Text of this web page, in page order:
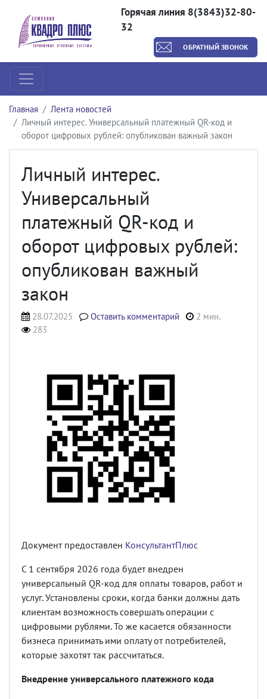
Горячая линия 8(3843)32-80-
32
ОБРАТНЫЙ ЗВОНОК
Главная
Лента новостей
Личный интерес. Универсальный платежный QR-код и
оборот цифровых рублей: опубликован важный закон
Личный интерес.
Универсальный
платежный QR-код и
оборот цифровых рублей:
опубликован важный
закон
28.07.2025 Оставить комментарий
2 мин.
283
Документ предоставлен КонсультантПлюс
С 1 сентября 2026 года будет внедрен
универсальный QR-код для оплаты товаров, работ и
услуг. Установлены сроки, когда банки должны дать
клиентам возможность совершать операции с
цифровыми рублями. То же касается обязанности
бизнеса принимать ими оплату от потребителей,
которые захотят так рассчитаться.
Внедрение универсального платежного кода